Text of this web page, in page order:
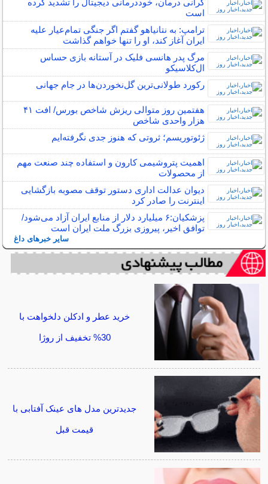
است
ترامپ: به نتانیاهو گفتم اگر جنگی تمام‌عیار علیه
ایران آغاز کند، او را تنها خواهم گذاشت
مرگ پدر هانسی فلیک در آستانه بازی حساس
ال‌کلاسیکو
رکورد طولانی‌ترین گل‌نخوردن‌ها در جام جهانی
هفتمین روز متوالی ریزش شاخص بورس/ افت ۴۱
هزار واحدی شاخص
ژئوتوریسم؛ ثروتی که هنوز جدی نگرفته‌ایم
اهمیت پتروشیمی کارون و استفاده چند صنعت مهم
از محصولات
دیوان عدالت اداری دستور توقف مصوبه بازگشایی
اینترنت را صادر کرد
پزشکیان:۶ میلیارد دلار از منابع ایران آزاد می‌شود/
توافق اخیر، پیروزی بزرگ ملت ایران است
سایر خبرهای داغ
خرید عطر و ادکلن دلخواهت با
30% تخفیف از روژا
جدیدترین مدل های عینک آفتابی با
قیمت قبل